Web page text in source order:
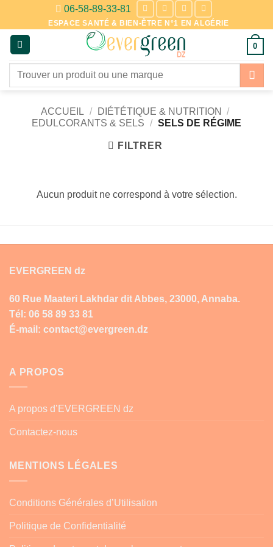
contenu
06-58-89-33-81
ESPACE SANTÉ & BIEN-ÊTRE N°1 EN ALGÉRIE
0
Recherche
ACCUEIL / DIÉTÉTIQUE & NUTRITION
/
EDULCORANTS & SELS / SELS DE RÉGIME
FILTRER
Aucun produit ne correspond à votre sélection.
EVERGREEN dz
60 Rue Maateri Lakhdar dit Abbes, 23000, Annaba.
Tél: 06 58 89 33 81
É-mail: contact@evergreen.dz
A PROPOS
A propos d’EVERGREEN dz
Contactez-nous
MENTIONS LÉGALES
Conditions Générales d’Utilisation
Politique de Confidentialité